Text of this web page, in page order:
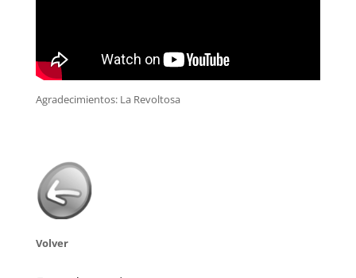
Agradecimientos: La Revoltosa
Volver